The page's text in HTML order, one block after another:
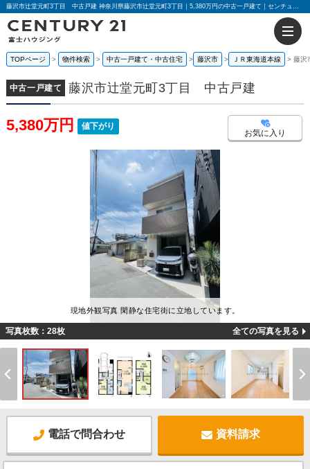
藤沢市辻堂元町3丁目 中古戸建 神奈川県藤沢市辻堂元町3丁目｜5,380万円の中古一戸建て｜センチュリー21富士ハウジング
TOPページ 物件検索 中古一戸建て・中古住宅 藤沢市 ＪＲ東海道本線 藤沢
中古一戸建て 藤沢市辻堂元町3丁目 中古戸建
5,380万円 値下がり
お気に入り
現地外観写真 閑静な住宅街に立地しています。
写真枚数：28枚 全ての写真を見る
電話で問合わせ 資料請求